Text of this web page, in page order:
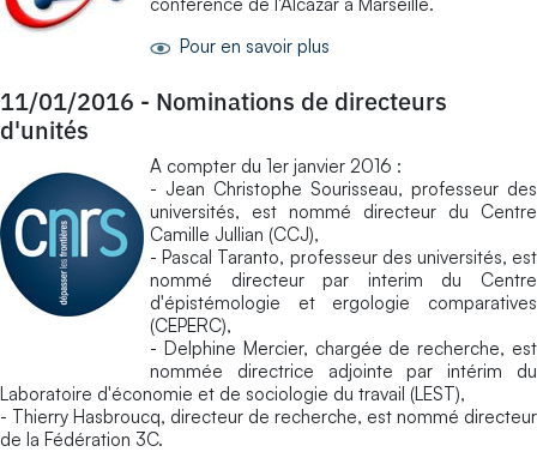
Pour en savoir plus
11/01/2016 - Nominations de directeurs
d'unités
A compter du 1er janvier 2016 :
- Jean Christophe Sourisseau, professeur des
universités, est nommé directeur du Centre
Camille Jullian (CCJ),
- Pascal Taranto, professeur des universités, est
nommé directeur par interim du Centre
d'épistémologie et ergologie comparatives
(CEPERC),
- Delphine Mercier, chargée de recherche, est
nommée directrice adjointe par intérim du
Laboratoire d'économie et de sociologie du travail (LEST),
- Thierry Hasbroucq, directeur de recherche, est nommé directeur
de la Fédération 3C.